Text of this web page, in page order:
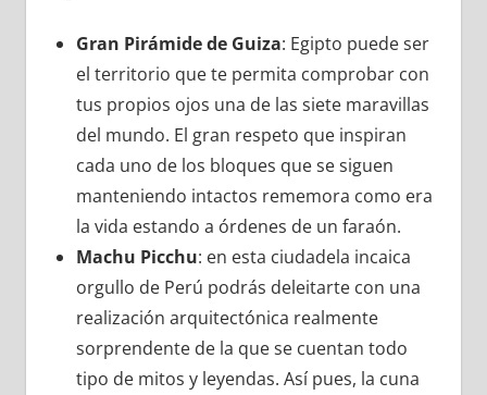
Gran Pirámide de Guiza: Egipto puede ser
el territorio que te permita comprobar con
tus propios ojos una de las siete maravillas
del mundo. El gran respeto que inspiran
cada uno de los bloques que se siguen
manteniendo intactos rememora como era
la vida estando a órdenes de un faraón.
Machu Picchu: en esta ciudadela incaica
orgullo de Perú podrás deleitarte con una
realización arquitectónica realmente
sorprendente de la que se cuentan todo
tipo de mitos y leyendas. Así pues, la cuna